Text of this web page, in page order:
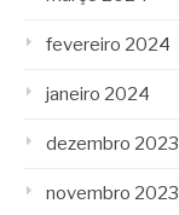
fevereiro 2024
janeiro 2024
dezembro 2023
novembro 2023